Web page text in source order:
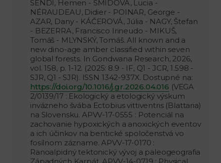
SENDI, Hemen - ŠMÍDOVÁ, Lucia -
NÉRAUDEAU, Didier - POINAR, George -
AZAR, Dany - KÁČEROVÁ, Júlia - NAGY, Štefan
- BEZERRA, Francisco Irineudo - MIKUŠ,
Tomáš - MLYNSKÝ, Tomáš. All known and a
new dino-age amber classified within seven
global forests. In Gondwana Research, 2026,
vol. 158, p. 1-12. (2025: 8.9 - IF, Q1 - JCR, 1.598 -
SJR, Q1 - SJR). ISSN 1342-937X. Dostupné na:
https://doi.org/10.1016/j.gr.2026.04.016 (VEGA
2/0139/17 : Ekologický a etologický výskum
invázneho švába Ectobius vittiventris (Blattaria)
na Slovensku. APVV-17-0555 : Potenciál na
zachovanie hypoxických a anoxických eventov
a ich účinkov na bentické spoločenstvá vo
fosílnom zázname. APVV-17-0170 :
Ranoalpidný tektonický vývoj a paleogeografia
Západných Karpát. APVV-14-0719 : Physical